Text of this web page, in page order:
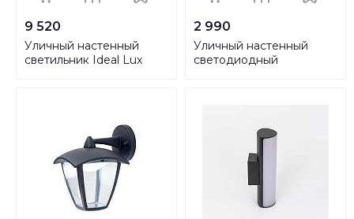
9 520
Уличный настенный
светильник Ideal Lux
2 990
Уличный настенный
светодиодный